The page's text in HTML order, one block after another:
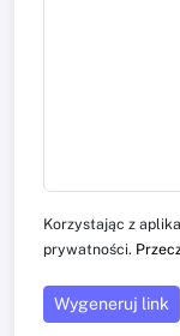
Korzystając z
prywatności.
Wygeneruj link